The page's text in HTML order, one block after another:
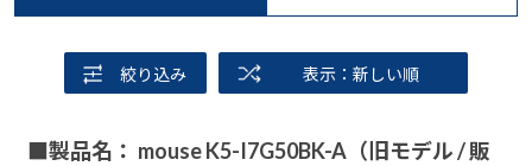
絞り込み 表示：新しい順
■製品名： mouse K5-I7G50BK-A（旧モデル / 販